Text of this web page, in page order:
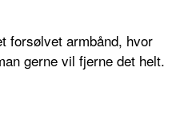
forsølvet armbånd, hvor
gerne vil fjerne det helt.